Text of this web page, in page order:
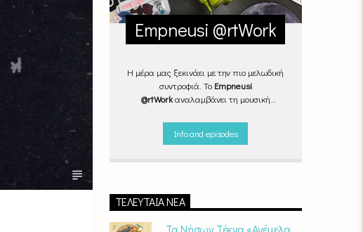
Empneusi @rtWork
Η μέρα μας ξεκινάει με την πιο μελωδική
συντροφιά. Το Empneusi
@rtWorkαναλαμβάνει τη μουσική
Δευτέρα με Παρασκευή, από τις 07.00
μέχρι τις 10.00.Επιλεγμένα
σκηνήεναλλάσσονται αρμονικά,
πάνε μαζί.Καθημερινά
Παρασκευή)07:00 – 10:00στονEmpneusi
Info and episodes
ΤΕΛΕΥΤΑΊΑ ΝΈΑ
Τα Νήσων Τέκνα «Ανέμελα